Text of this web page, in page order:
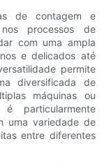
de contagem e
processos de
com uma ampla
e delicados até
permite
diversificada de
máquinas ou
particularmente
uma variedade de
entre diferentes